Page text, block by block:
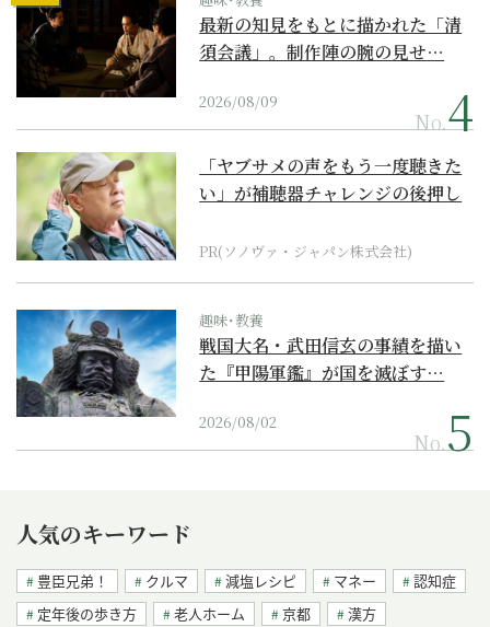
最新の知見をもとに描かれた「清
須会議」。制作陣の腕の見せ…
2026/08/09
No.
「ヤブサメの声をもう一度聴きた
い」が補聴器チャレンジの後押し
PR(ソノヴァ・ジャパン株式会社)
趣味･教養
戦国大名・武田信玄の事績を描い
た『甲陽軍鑑』が国を滅ぼす…
2026/08/02
No.
人気のキーワード
豊臣兄弟！ クルマ 減塩レシピ マネー
認知症
定年後の歩き方
老人ホーム 京都 漢方